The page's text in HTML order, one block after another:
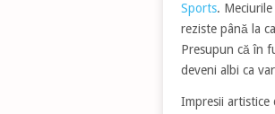
Sports.
reziste până la
Presupun că în
deveni albi ca
Impresii artistice